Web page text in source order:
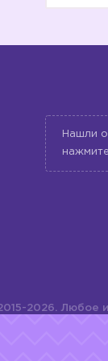
Нашли
нажмите
2026. Любое
лишь с